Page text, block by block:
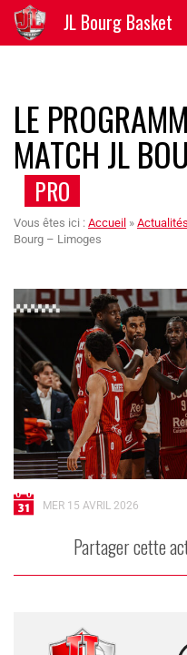
JL Bourg Basket
LE
MATCH JL
PRO
Vous êtes ici : Accueil » Actualités
Bourg – Limoges
MER 15 AVRIL 2026
Partager cette